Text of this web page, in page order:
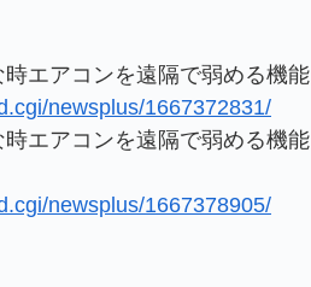
エアコンを遠隔で弱める機
newsplus/1667372831/
エアコンを遠隔で弱める機
newsplus/1667378905/